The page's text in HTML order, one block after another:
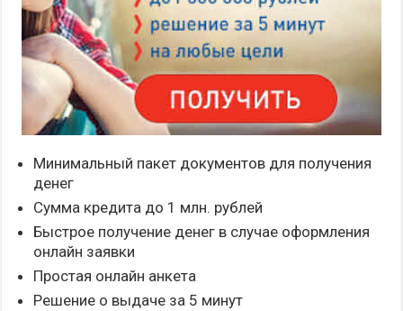
Минимальный пакет документов для получения
денег
Сумма кредита до 1 млн. рублей
Быстрое получение денег в случае оформления
онлайн заявки
Простая онлайн анкета
Решение о выдаче за 5 минут